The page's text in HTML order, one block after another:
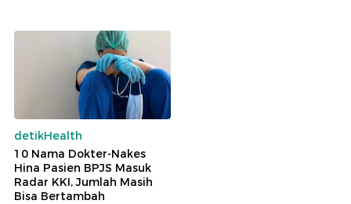
detikHealth
10 Nama Dokter-Nakes
Hina Pasien BPJS Masuk
Radar KKI, Jumlah Masih
Bisa Bertambah